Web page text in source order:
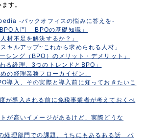
す。
-バックオフィスの悩みに答えを-
入門 ―BPOの基礎知識」
材不足を解決するか？」
キルアップ~これから求められる人材」
シング（BPO）のメリット・デメリット」
る経理、3つのトレンドとBPO」
の経理業務フローカイゼン」
導入、その実際と導入前に知っておきたいこ
が導入される前に免税事業者が考えておくべ
が高いイメージがあるけど、実際どうな
経理部門での課題、うちにもあるある話 パ